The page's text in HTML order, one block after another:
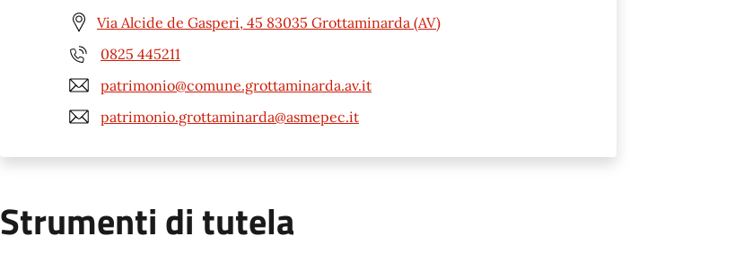
Via Alcide de Gasperi, 45 83035 Grottaminarda (AV)
0825 445211
patrimonio@comune.grottaminarda.av.it
patrimonio.grottaminarda@asmepec.it
Strumenti di tutela